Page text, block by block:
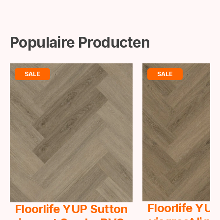
Populaire Producten
SALE
Floorlife YUP Sutton
SALE
Floorlife